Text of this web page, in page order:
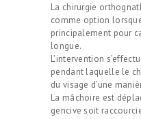
La chirurgie
comme option
principalement pour
longue.
L’intervention
pendant laquelle le
du visage d’une
La mâchoire est
gencive soit